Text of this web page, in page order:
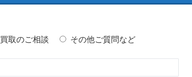
買取のご相談
その他ご質問など